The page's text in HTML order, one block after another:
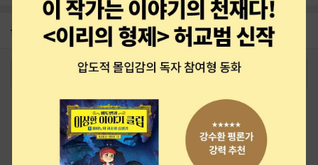
공지 26년 NBCI 수상 안내
2026-08-01
최근 본 상품 주문/배송
고객센터 1544-3800 티켓 1544-6399
중고샵 1566-4295
eBook 1:1문의/채팅상담
예스이십사(주) 사업자 정보
이용약관
개인정보처리방침 청소년보호정책